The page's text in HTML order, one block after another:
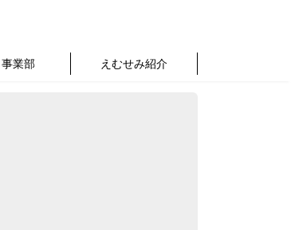
事業部 えむせみ紹介